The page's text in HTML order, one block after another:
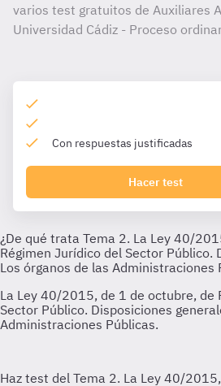
varios test gratuitos de Auxiliares
Universidad Cádiz - Proceso
Con respuestas justificadas
Hacer test